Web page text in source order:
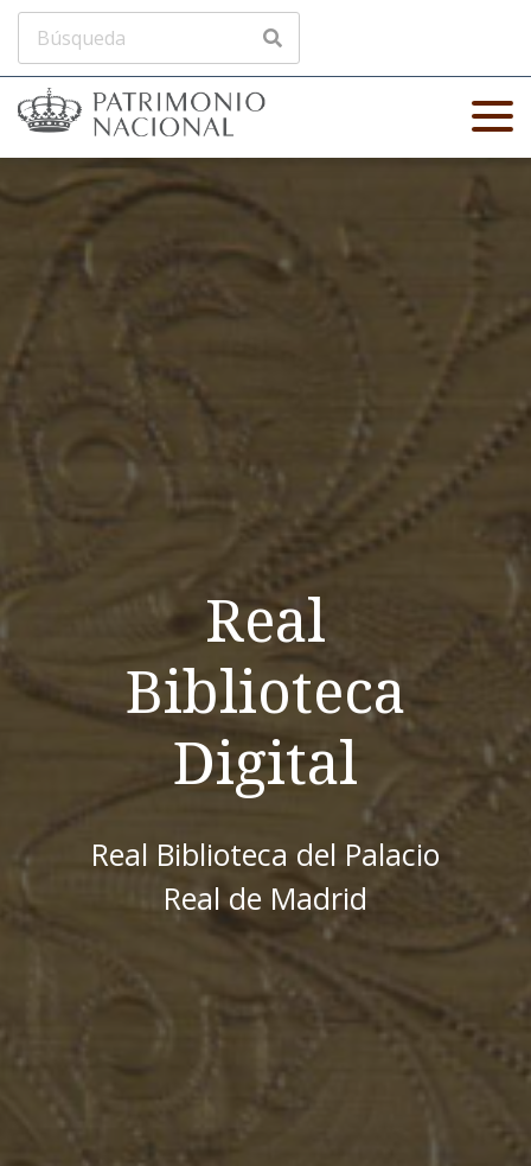
Real
Biblioteca
Digital
Real Biblioteca del Palacio
Real de Madrid